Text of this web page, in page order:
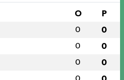
O P
0 0
0 0
0 0